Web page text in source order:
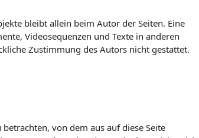
bleibt allein beim Autor der Seiten. Eine
Videosequenzen und Texte in anderen
Zustimmung des Autors nicht gestattet.
von dem aus auf diese Seite